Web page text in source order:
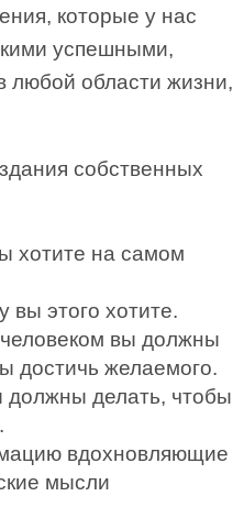
которые у нас
успешными,
любой области жизни,
собственных
хотите на самом
вы этого хотите.
вы должны
достичь желаемого.
должны делать, чтобы
вдохновляющие
мысли